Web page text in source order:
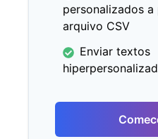
personalizados
arquivo CSV
Enviar textos